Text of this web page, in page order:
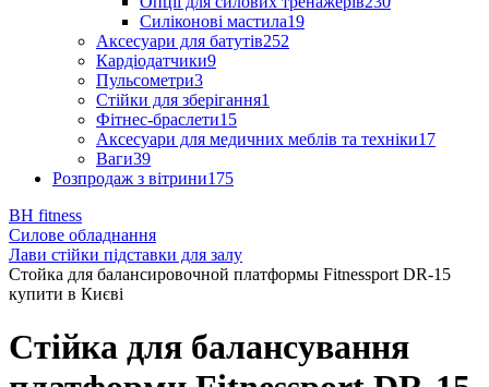
Силіконові мастила19
Аксесуари для батутів252
Кардіодатчики9
Пульсометри3
Стійки для зберігання1
Фітнес-браслети15
Аксесуари для медичних меблів та техніки17
Ваги39
Розпродаж з вітрини175
BH fitness
Силове обладнання
Лави стійки підставки для залу
Стойка для балансировочной платформы Fitnessport DR-15
купити в Києві
Стійка для балансування